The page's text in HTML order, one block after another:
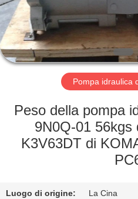
CIRCA
NOI
GIRO
FABBRICA
CONTROLLO
Pompa idraulica
Peso della pompa
9N0Q-01 56kgs
K3V63DT di
Luogo di origine: La Cina